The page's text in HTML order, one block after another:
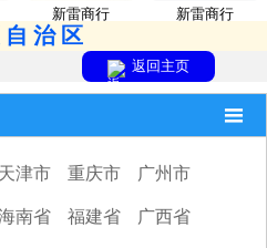
新雷商行 新雷商行
治区
返回主页

天津市 重庆市 广州市
南省 福建省 广西省